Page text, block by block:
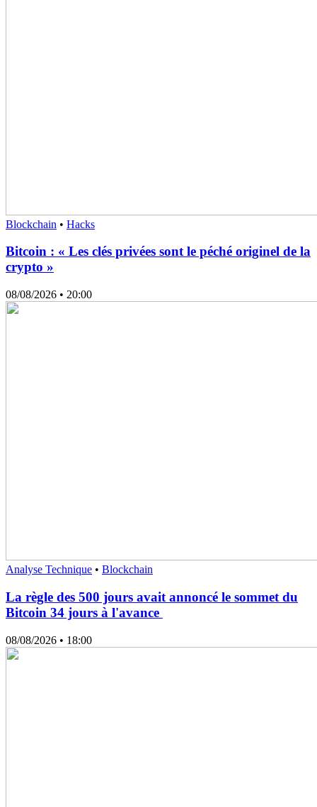
Blockchain • Hacks
Bitcoin : « Les clés privées sont le péché originel de la
crypto »
08/08/2026 • 20:00
Analyse Technique • Blockchain
La règle des 500 jours avait annoncé le sommet du
Bitcoin 34 jours à l'avance
08/08/2026 • 18:00